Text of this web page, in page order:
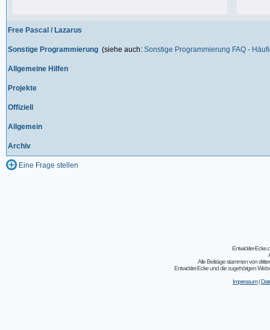
Free Pascal / Lazarus
Sonstige Programmierung (siehe auch: Sonstige Programmierung FAQ -
Allgemeine Hilfen
Projekte
Offiziell
Allgemein
Archiv
Eine Frage stellen
Entwickler-
Alle Beiträge stammen von
Entwickler-Ecke und die zugehörigen
Impressum|